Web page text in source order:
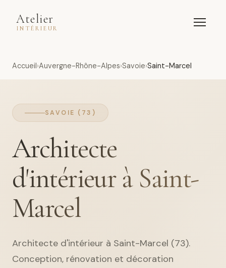
Atelier
INTÉRIEUR
Accueil Auvergne-Rhône-Alpes Savoie Saint-Marcel
SAVOIE (73)
Architecte
d'intérieur à Saint-
Marcel
Architecte d'intérieur à Saint-Marcel (73).
Conception, rénovation et décoration